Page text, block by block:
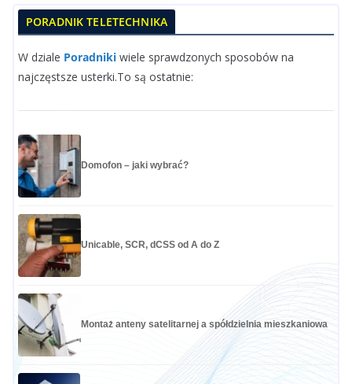
PORADNIK TELETECHNIKA
W dziale Poradniki wiele sprawdzonych sposobów na
najczęstsze usterki.To są ostatnie:
Domofon – jaki wybrać?
Unicable, SCR, dCSS od A do Z
Montaż anteny satelitarnej a spółdzielnia mieszkaniowa